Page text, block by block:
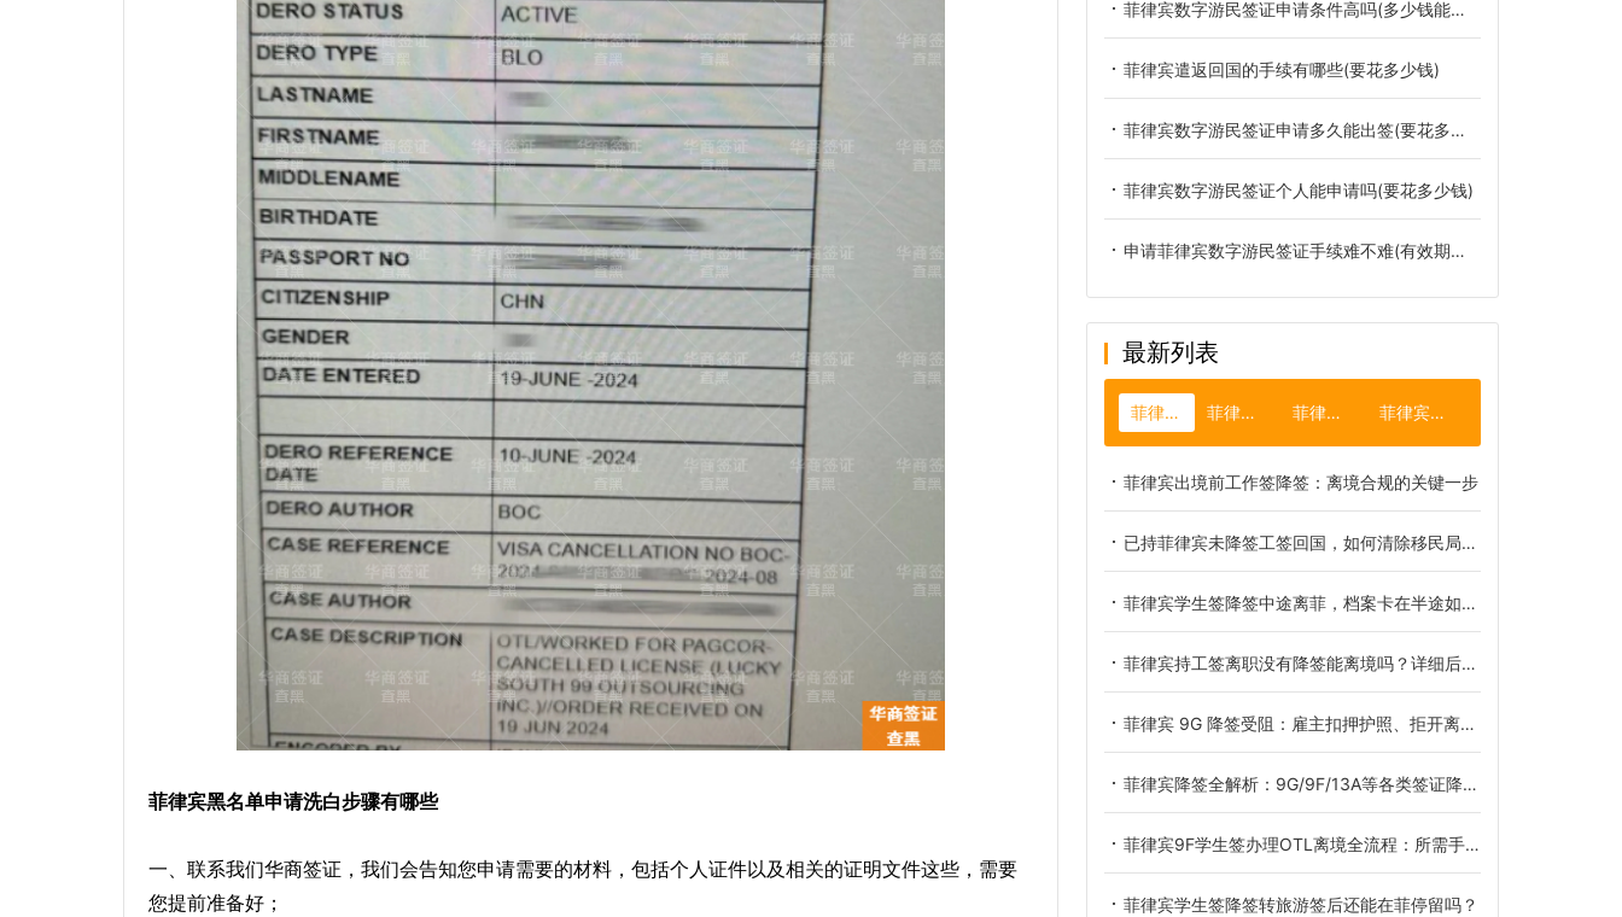
菲律宾黑名单申请洗白步骤有哪些
一、联系我们华商签证，我们会告知您申请需要的材料，包括个人证件以及相关的证明文件这些，需要
您提前准备好；
菲律宾数字游民签证申请条件高吗(多少钱能办好)
菲律宾遣返回国的手续有哪些(要花多少钱)
菲律宾数字游民签证申请多久能出签(要花多少钱)
菲律宾数字游民签证个人能申请吗(要花多少钱)
申请菲律宾数字游民签证手续难不难(有效期多长时间)
最新列表
菲律宾降签 菲律宾大使馆 菲律宾落地签 菲律宾Q1探亲签
菲律宾出境前工作签降签：离境合规的关键一步
已持菲律宾未降签工签回国，如何清除移民局不良记录？
菲律宾学生签降签中途离菲，档案卡在半途如何妥善解决
菲律宾持工签离职没有降签能离境吗？详细后果与合规办法讲解
菲律宾 9G 降签受阻：雇主扣押护照、拒开离职证明合规解决办法
菲律宾降签全解析：9G/9F/13A等各类签证降签后统一转为9A旅游签，附OTL离境令深度解读
菲律宾9F学生签办理OTL离境全流程：所需手续逐一详解
菲律宾学生签降签转旅游签后还能在菲停留吗？